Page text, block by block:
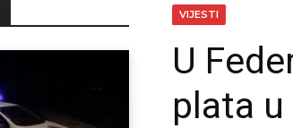
VIJESTI
U
plata